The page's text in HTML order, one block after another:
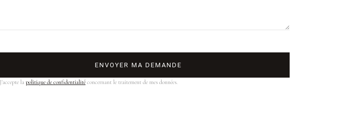
ENVOYER MA DEMANDE
J'accepte la politique de confidentialité concernant le traitement de mes données.